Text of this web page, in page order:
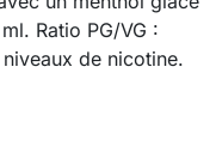
Ratio PG/VG :
de nicotine.